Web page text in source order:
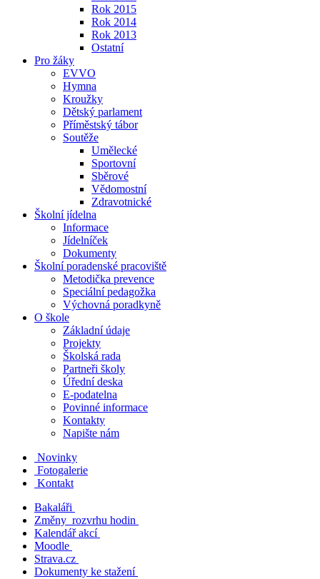
Rok 2015
Rok 2014
Rok 2013
Ostatní
Pro žáky
EVVO
Hymna
Kroužky
Dětský parlament
Příměstský tábor
Soutěže
Umělecké
Sportovní
Sběrové
Vědomostní
Zdravotnické
Školní jídelna
Informace
Jídelníček
Dokumenty
Školní poradenské pracoviště
Metodička prevence
Speciální pedagožka
Výchovná poradkyně
O škole
Základní údaje
Projekty
Školská rada
Partneři školy
Úřední deska
E-podatelna
Povinné informace
Kontakty
Napište nám
Novinky
Fotogalerie
Kontakt
Bakaláři
Změny rozvrhu hodin
Kalendář akcí
Moodle
Strava.cz
Dokumenty ke stažení